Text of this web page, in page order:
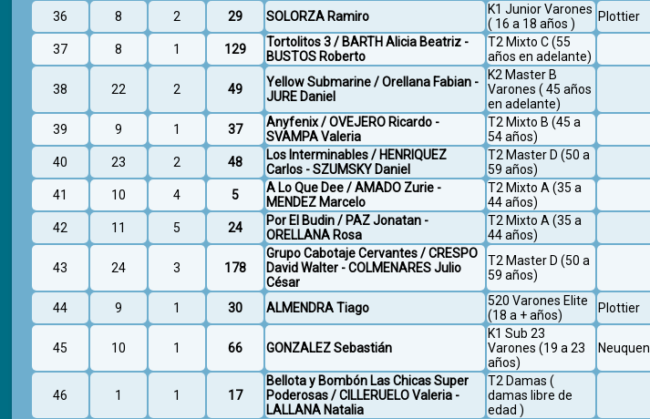
36 8 2 29 SOLORZA Ramiro
K1 Junior Varones
( 16 a 18 años )
Plottier
37 8 1 129
Tortolitos 3 / BARTH Alicia Beatriz -
BUSTOS Roberto
T2 Mixto C (55
años en adelante)
38 22 2 49
Yellow Submarine / Orellana Fabian -
JURE Daniel
K2 Master B
Varones ( 45 años
en adelante)
39 9 1 37
Anyfenix / OVEJERO Ricardo -
SVAMPA Valeria
T2 Mixto B (45 a
54 años)
40 23 2 48
Los Interminables / HENRIQUEZ
Carlos - SZUMSKY Daniel
T2 Master D (50 a
59 años)
41 10 4 5
A Lo Que Dee / AMADO Zurie -
MENDEZ Marcelo
T2 Mixto A (35 a
44 años)
42 11 5 24
Por El Budin / PAZ Jonatan -
ORELLANA Rosa
T2 Mixto A (35 a
44 años)
43 24 3 178
Grupo Cabotaje Cervantes / CRESPO
David Walter - COLMENARES Julio
César
T2 Master D (50 a
59 años)
44 9 1 30 ALMENDRA Tiago
520 Varones Elite
(18 a + años)
Plottier
45 10 1 66 GONZALEZ Sebastián
K1 Sub 23
Varones (19 a 23
años)
Neuquen
46 1 1 17
Bellota y Bombón Las Chicas Super
Poderosas / CILLERUELO Valeria -
LALLANA Natalia
T2 Damas (
damas libre de
edad )